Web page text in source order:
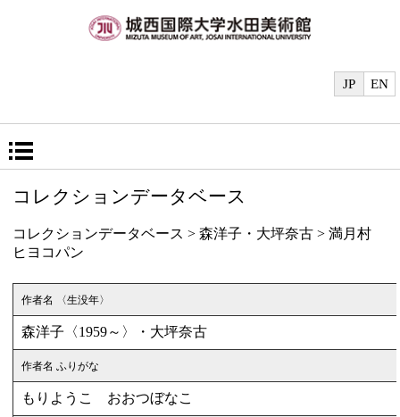
EN
JP
コレクションデータベース
コレクションデータベース > 森洋子 ・ 大坪奈古> 満月村
ヒヨコパン
作者名 〈生没年〉
森洋子〈1959～〉・大坪奈古
作者名 ふりがな
もりようこ おおつぼなこ